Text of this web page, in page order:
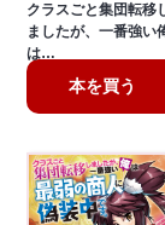
クラスごと集団転移
ましたが、一番強い
は…
本を買う